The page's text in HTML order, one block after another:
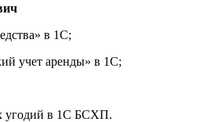
в 1С;
учет аренды» в 1С;
угодий в 1С БСХП.